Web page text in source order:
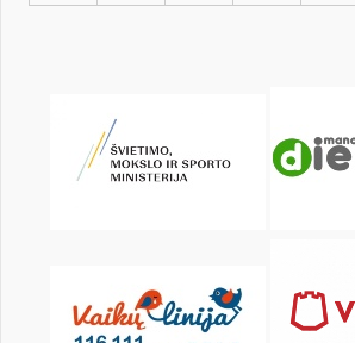
Pr An Tr Kt